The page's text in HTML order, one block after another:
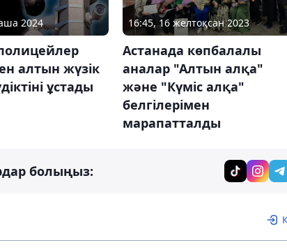
2024
алтын жүзік
ұстады
16:45, 16 желтоқсан 2023
Астанада көпбалалы
аналар "Алтын алқа"
және "Күміс алқа"
белгілерімен
марапатталды
болыңыз: